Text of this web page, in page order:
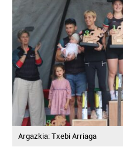
Argazkia: Txebi Arriaga